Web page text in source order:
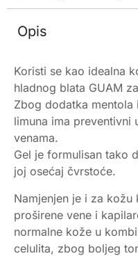
Opis
Koristi se kao idealna
hladnog blata GUAM
Zbog dodatka mentola
limuna ima preventivni
venama.
Gel je formulisan tako
joj osećaj čvrstoće.
Namjenjen je i za
proširene vene i
normalne kože u
celulita, zbog boljeg